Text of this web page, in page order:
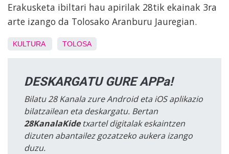
Erakusketa ibiltari hau apirilak 28tik ekainak 3ra
arte izango da Tolosako Aranburu Jauregian.
KULTURA TOLOSA
DESKARGATU GURE APPa!
Bilatu 28 Kanala zure Android eta iOS aplikazio
bilatzailean eta deskargatu. Bertan
28KanalaKidetxartel digitalak eskaintzen
dizuten abantailez gozatzeko aukera izango
duzu.